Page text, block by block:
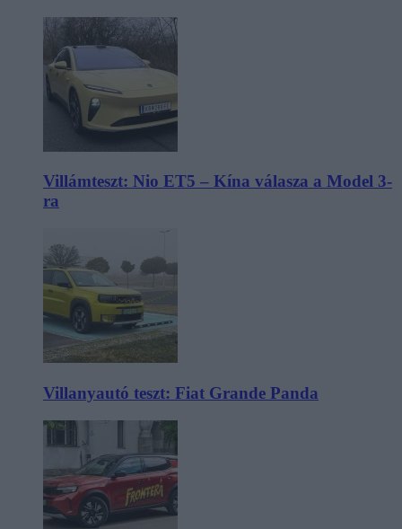
Villámteszt: Nio ET5 – Kína válasza a Model 3-
ra
Villanyautó teszt: Fiat Grande Panda